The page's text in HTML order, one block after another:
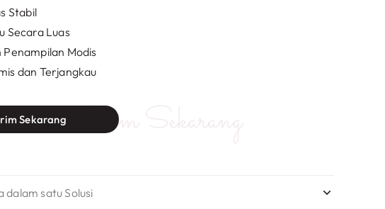
Stabil
Secara Luas
Penampilan Modis
dan Terjangkau
SekarangKirim Sekarang
dalam satu Solusi